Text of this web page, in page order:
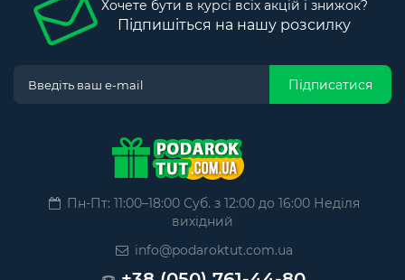
Хочете бути в курсі всіх акцій і знижок?
Підпишіться на нашу розсилку
Підписатися
Пн-Пт: 11:00–18:00 Суб. з 12:00 до 16:00 Неділя
вихідний
info@podaroktut.com.ua